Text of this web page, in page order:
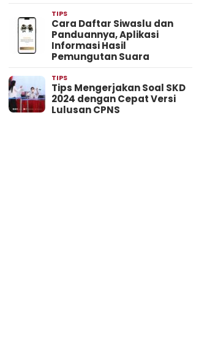
TIPS
Cara Daftar Siwaslu dan
Panduannya, Aplikasi
Informasi Hasil
Pemungutan Suara
TIPS
Tips Mengerjakan Soal SKD
2024 dengan Cepat Versi
Lulusan CPNS